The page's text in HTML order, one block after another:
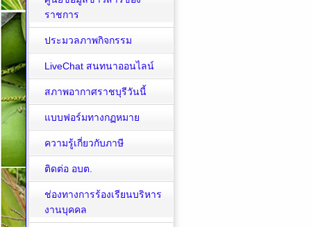
ราชการ
ประมวลภาพกิจกรรม
LiveChat สนทนาออนไลน์
สภาพอากาศราชบุรีวันนี้
แบบฟอร์มทางกฏหมาย
ความรู้เกี่ยวกับภาษี
ติดต่อ อบต.
ช่องทางการร้องเรียนบริหาร
งานบุคคล